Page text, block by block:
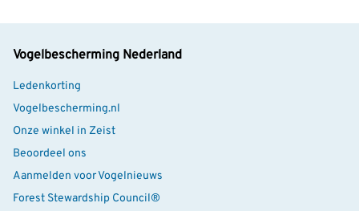
je ontvangt.
Vogelbescherming Nederland
Ledenkorting
Vogelbescherming.nl
Onze winkel in Zeist
Beoordeel ons
Aanmelden voor Vogelnieuws
Forest Stewardship Council®